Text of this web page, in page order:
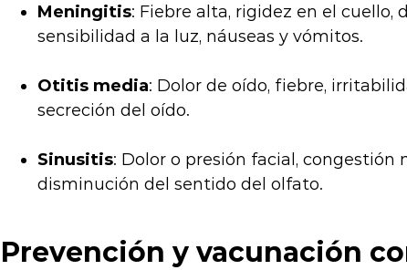
Meningitis: Fiebre alta, rigidez en el cuello,
sensibilidad a la luz, náuseas y vómitos.
Otitis media: Dolor de oído, fiebre,
secreción del oído.
Sinusitis: Dolor o presión facial, congestión
disminución del sentido del olfato.
Prevención y vacunación